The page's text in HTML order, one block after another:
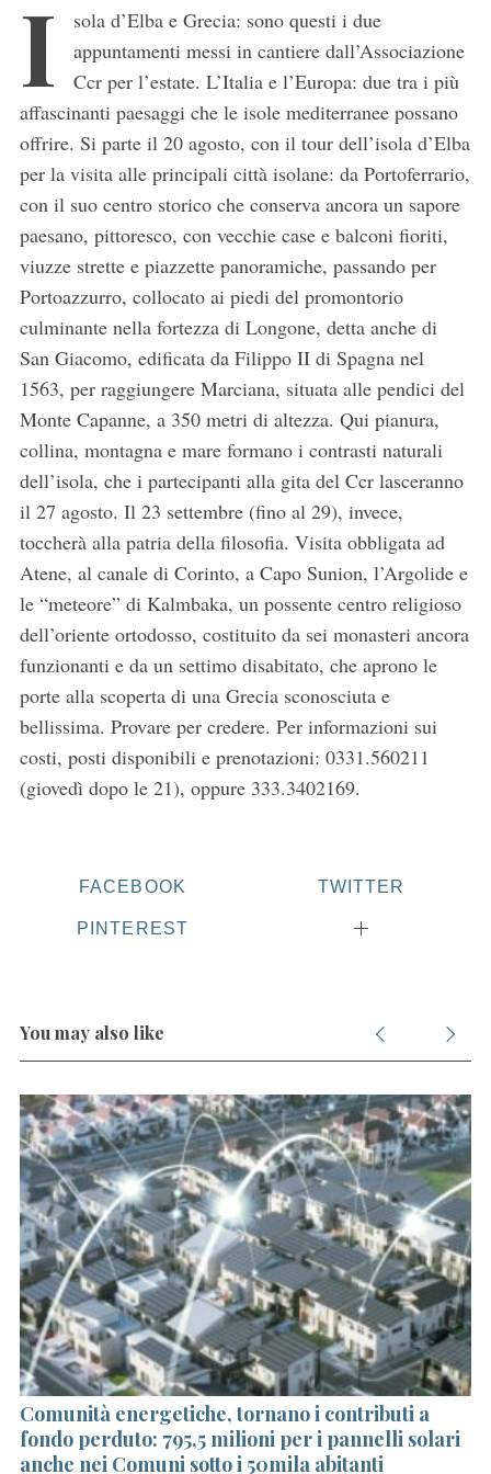
I
sola d’Elba e Grecia: sono questi i due
appuntamenti messi in cantiere dall’Associazione
Ccr per l’estate. L’Italia e l’Europa: due tra i più
affascinanti paesaggi che le isole mediterranee possano
offrire. Si parte il 20 agosto, con il tour dell’isola d’Elba
per la visita alle principali città isolane: da Portoferrario,
con il suo centro storico che conserva ancora un sapore
paesano, pittoresco, con vecchie case e balconi fioriti,
viuzze strette e piazzette panoramiche, passando per
Portoazzurro, collocato ai piedi del promontorio
culminante nella fortezza di Longone, detta anche di
San Giacomo, edificata da Filippo II di Spagna nel
1563, per raggiungere Marciana, situata alle pendici del
Monte Capanne, a 350 metri di altezza. Qui pianura,
collina, montagna e mare formano i contrasti naturali
dell’isola, che i partecipanti alla gita del Ccr lasceranno
il 27 agosto. Il 23 settembre (fino al 29), invece,
toccherà alla patria della filosofia. Visita obbligata ad
Atene, al canale di Corinto, a Capo Sunion, l’Argolide e
le “meteore” di Kalmbaka, un possente centro religioso
dell’oriente ortodosso, costituito da sei monasteri ancora
funzionanti e da un settimo disabitato, che aprono le
porte alla scoperta di una Grecia sconosciuta e
bellissima. Provare per credere. Per informazioni sui
costi, posti disponibili e prenotazioni: 0331.560211
(giovedì dopo le 21), oppure 333.3402169.
FACEBOOK TWITTER
PINTEREST
You may also like
Comunità energetiche, tornano i contributi a
fondo perduto: 795,5 milioni per i pannelli solari
anche nei Comuni sotto i 50mila abitanti